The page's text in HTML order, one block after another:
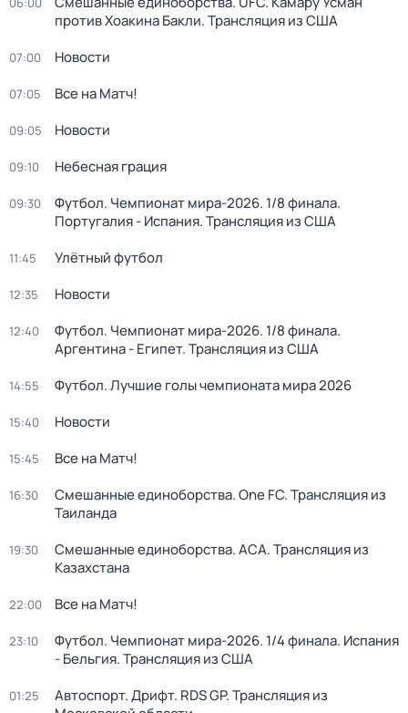
против Хоакина Бакли. Трансляция из США
07:00 Новости
07:05 Все на Матч!
09:05 Новости
09:10 Небесная грация
09:30
Футбол. Чемпионат мира-2026. 1/8 финала.
Португалия - Испания. Трансляция из США
11:45 Улётный футбол
12:35 Новости
12:40
Футбол. Чемпионат мира-2026. 1/8 финала.
Аргентина - Египет. Трансляция из США
14:55 Футбол. Лучшие голы чемпионата мира 2026
15:40 Новости
15:45 Все на Матч!
16:30
Смешанные единоборства. One FC. Трансляция из
Таиланда
19:30
Смешанные единоборства. АСА. Трансляция из
Казахстана
22:00 Все на Матч!
23:10
Футбол. Чемпионат мира-2026. 1/4 финала. Испания
- Бельгия. Трансляция из США
01:25
Автоспорт. Дрифт. RDS GP. Трансляция из